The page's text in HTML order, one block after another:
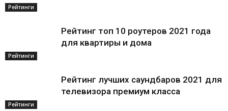
Рейтинги
Рейтинги
Рейтинг топ 10 роутеров 2021 года
для квартиры и дома
Рейтинги
Рейтинг лучших саундбаров 2021 для
телевизора премиум класса